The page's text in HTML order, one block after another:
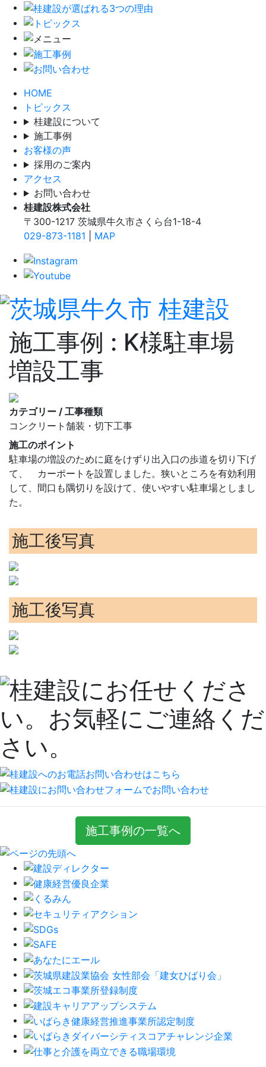
HOME
トピックス
桂建設について
施工事例
お客様の声
採用のご案内
アクセス
お問い合わせ
桂建設株式会社
〒300-1217 茨城県牛久市さくら台1-18-4
029-873-1181
MAP
施工事例 : K様駐車場
増設工事
カテゴリー / 工事種類
コンクリート舗装・切下工事
施工のポイント
駐車場の増設のために庭をけずり出入口の歩道を切り下げ
て、 カーポートを設置しました。狭いところを有効利用
して、間口も隅切りを設けて、使いやすい駐車場としまし
た。
施工後写真
施工後写真
施工事例の一覧へ